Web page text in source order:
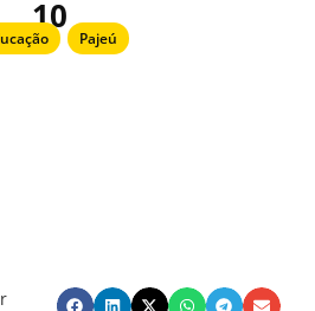
10
, Pajeú